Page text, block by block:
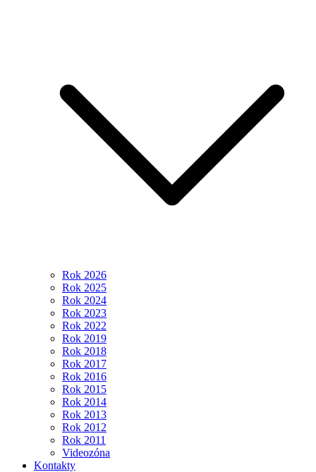
Rok 2026
Rok 2025
Rok 2024
Rok 2023
Rok 2022
Rok 2019
Rok 2018
Rok 2017
Rok 2016
Rok 2015
Rok 2014
Rok 2013
Rok 2012
Rok 2011
Videozóna
Kontakty